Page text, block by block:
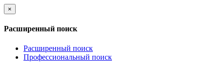
×
Расширенный поиск
Расширенный поиск
Профессиональный поиск